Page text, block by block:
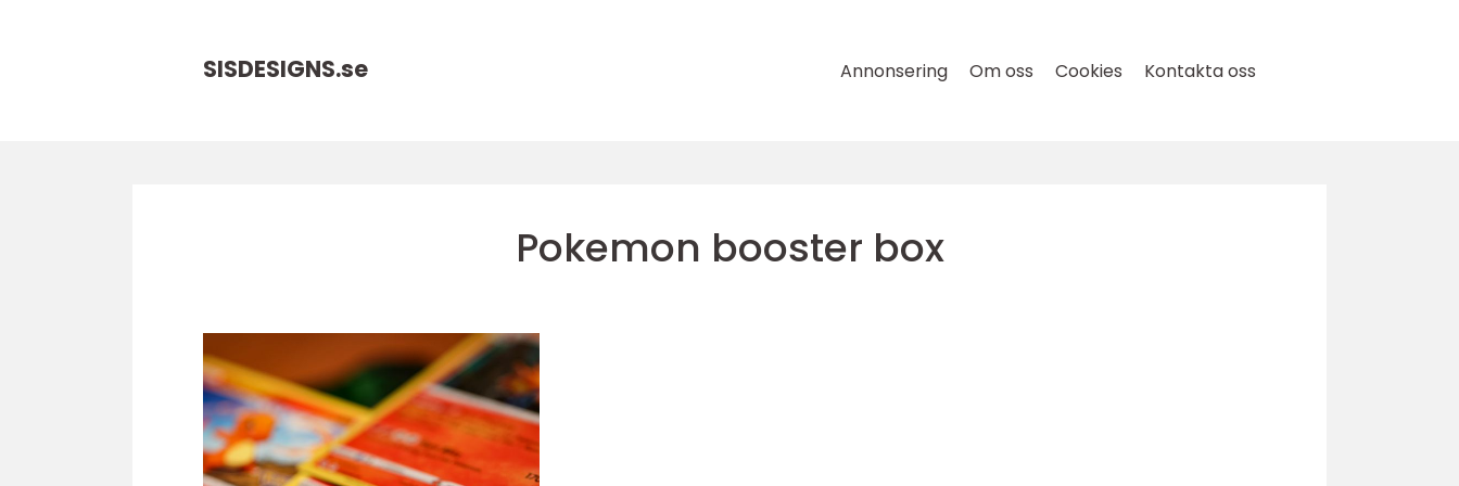
SISDESIGNS.se Annonsering Om oss Cookies Kontakta oss
Pokemon booster box